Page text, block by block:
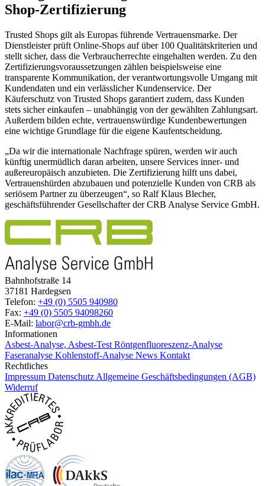
Shop-Zertifizierung
Trusted Shops gilt als Europas führende Vertrauensmarke. Der
Dienstleister prüft Online-Shops auf über 100 Qualitätskriterien und
stellt sicher, dass die Verbraucherrechte eingehalten werden. Zu den
Zertifizierungsvoraussetzungen zählen beispielsweise eine
transparente Kommunikation, der verantwortungsvolle Umgang mit
Kundendaten und ein verlässlicher Kundenservice. Der
Käuferschutz von Trusted Shops garantiert zudem, dass Kunden
stets sicher einkaufen – unabhängig von der gewählten Zahlungsart.
Außerdem bilden echte, vertrauenswürdige Kundenbewertungen
eine wichtige Grundlage für die eigene Kaufentscheidung.
„Da wir die internationale Nachfrage spüren, werden wir auch
künftig unermüdlich daran arbeiten, unsere Services inner- und
außereuropäisch anzubieten. Die Zertifizierung hilft uns dabei,
Vertrauenshürden abzubauen und potenzielle Kunden von CRB als
seriösem Partner zu überzeugen“, so Ralf Klaus Blecher,
geschäftsführender Gesellschafter der CRB Analyse Service GmbH.
Bahnhofstraße 14
37181 Hardegsen
Telefon: +49 (0) 5505 940980
Fax: +49 (0) 5505 94098260
E-Mail: labor@crb-gmbh.de
Informationen
Asbest-Analyse, Asbest-Test Röntgenfluoreszenz-Analyse
Faseranalyse Kohlenstoff-Analyse News Kontakt
Rechtliches
Impressum Datenschutz Allgemeine Geschäftsbedingungen (AGB)
Widerruf